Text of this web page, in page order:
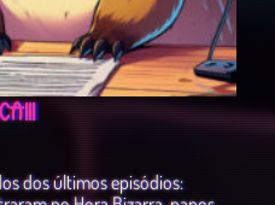
dos últimos episódios: